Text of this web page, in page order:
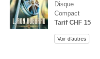
Disque
Compact
Tarif CHF 15
Voir d’autres